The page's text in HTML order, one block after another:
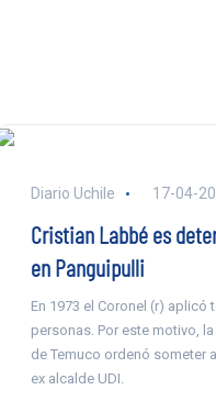
Diario Uchile 17-04-
Cristian Labbé es
en Panguipulli
En 1973 el Coronel (r) aplicó
personas. Por este motivo,
de Temuco ordenó someter
ex alcalde UDI.